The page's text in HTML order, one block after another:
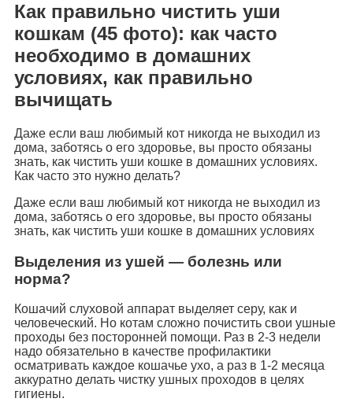
Как правильно чистить уши
кошкам (45 фото): как часто
необходимо в домашних
условиях, как правильно
вычищать
Даже если ваш любимый кот никогда не выходил из
дома, заботясь о его здоровье, вы просто обязаны
знать, как чистить уши кошке в домашних условиях.
Как часто это нужно делать?
Даже если ваш любимый кот никогда не выходил из
дома, заботясь о его здоровье, вы просто обязаны
знать, как чистить уши кошке в домашних условиях
Выделения из ушей — болезнь или
норма?
Кошачий слуховой аппарат выделяет серу, как и
человеческий. Но котам сложно почистить свои ушные
проходы без посторонней помощи. Раз в 2-3 недели
надо обязательно в качестве профилактики
осматривать каждое кошачье ухо, а раз в 1-2 месяца
аккуратно делать чистку ушных проходов в целях
гигиены.